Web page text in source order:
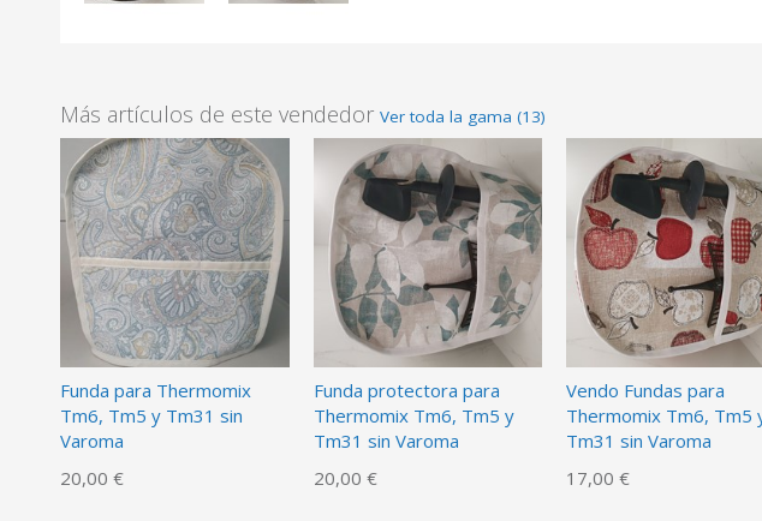
Más artículos de este vendedor Ver toda la gama (13)
Funda para Thermomix
Tm6, Tm5 y Tm31 sin
Varoma
20,00 €
Funda protectora para
Thermomix Tm6, Tm5 y
Tm31 sin Varoma
20,00 €
Vendo Fundas para
Thermomix Tm6, Tm5
Tm31 sin Varoma
17,00 €